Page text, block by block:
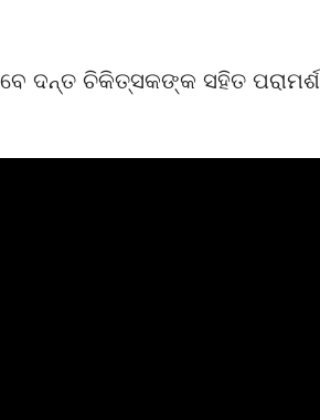
ଦନ୍ତ ଚିକିତ୍ସକଙ୍କ ସହିତ ପରାମର୍ଶ